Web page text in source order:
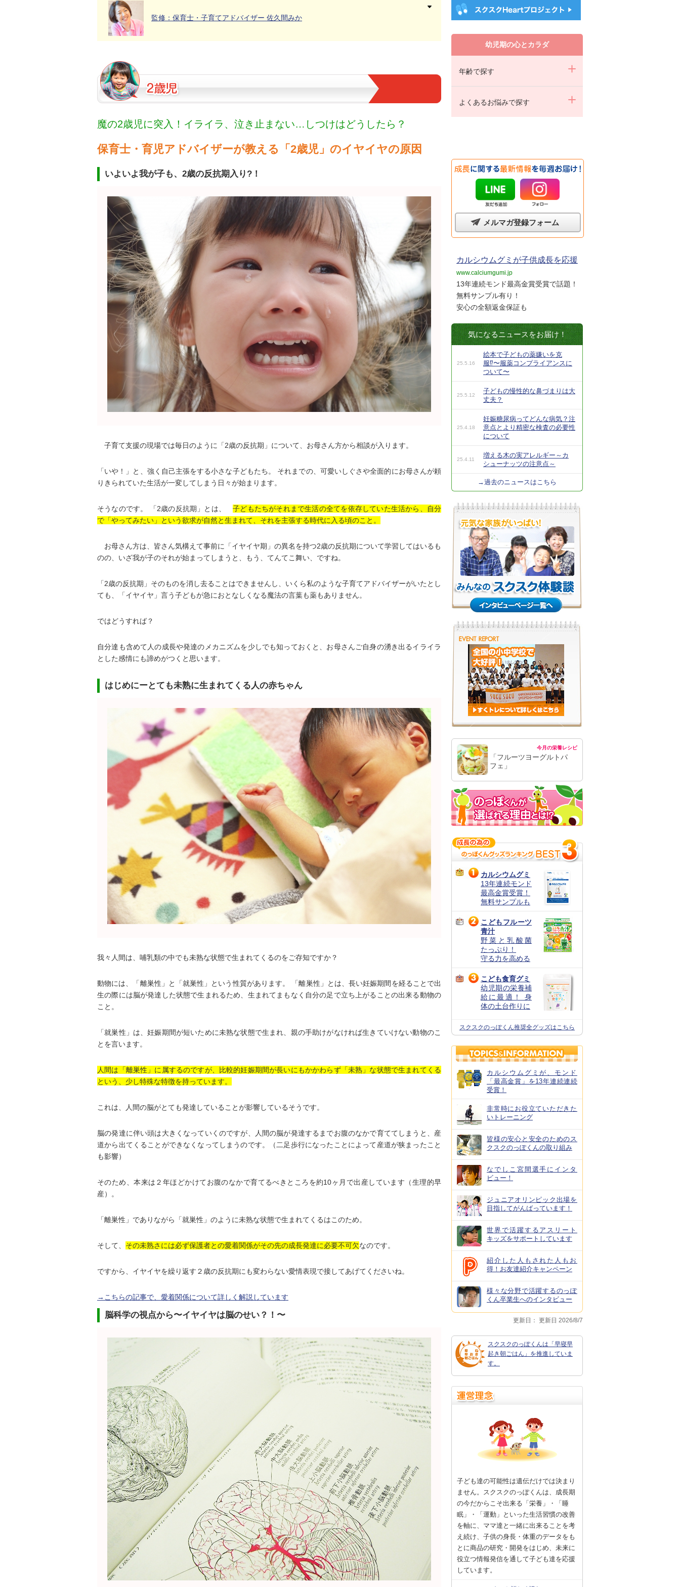
監修：保育士・子育てアドバイザー 佐久間みか
魔の2歳児に突入！イライラ、泣き止まない…しつけはどうしたら？
保育士・育児アドバイザーが教える「2歳児」のイヤイヤの原因
いよいよ我が子も、2歳の反抗期入り?！
子育て支援の現場では毎日のように「2歳の反抗期」について、お母さん方から相談が入ります。
「いや！」と、強く自己主張をする小さな子どもたち。 それまでの、可愛いしぐさや全面的にお母さんが頼
りきられていた生活が一変してしまう日々が始まります。
そうなのです。 「2歳の反抗期」とは、子どもたちがそれまで生活の全てを依存していた生活から、自分
で「やってみたい」という欲求が自然と生まれて、それを主張する時代に入る頃のこと。
お母さん方は、皆さん気構えて事前に「イヤイヤ期」の異名を持つ2歳の反抗期について学習してはいるも
のの、いざ我が子のそれが始まってしまうと、もう、てんてこ舞い、ですね。
「2歳の反抗期」そのものを消し去ることはできませんし、いくら私のような子育てアドバイザーがいたとし
ても、「イヤイヤ」言う子どもが急におとなしくなる魔法の言葉も薬もありません。
ではどうすれば？
自分達も含めて人の成長や発達のメカニズムを少しでも知っておくと、お母さんご自身の湧き出るイライラ
とした感情にも諦めがつくと思います。
はじめにーとても未熟に生まれてくる人の赤ちゃん
我々人間は、哺乳類の中でも未熟な状態で生まれてくるのをご存知ですか？
動物には、「離巣性」と「就巣性」という性質があります。 「離巣性」とは、長い妊娠期間を経ることで出
生の際には脳が発達した状態で生まれるため、生まれてまもなく自分の足で立ち上がることの出来る動物の
こと。
「就巣性」は、妊娠期間が短いために未熟な状態で生まれ、親の手助けがなければ生きていけない動物のこ
とを言います。
人間は「離巣性」に属するのですが、比較的妊娠期間が長いにもかかわらず「未熟」な状態で生まれてくる
という、少し特殊な特徴を持っています。
これは、人間の脳がとても発達していることが影響しているそうです。
脳の発達に伴い頭は大きくなっていくのですが、人間の脳が発達するまでお腹のなかで育ててしまうと、産
道から出てくることができなくなってしまうのです。（二足歩行になったことによって産道が狭まったこと
も影響）
そのため、本来は２年ほどかけてお腹のなかで育てるべきところを約10ヶ月で出産しています（生理的早
産）。
「離巣性」でありながら「就巣性」のように未熟な状態で生まれてくるはこのため。
そして、 その未熟さには必ず保護者との愛着関係がその先の成長発達に必要不可欠なのです。
ですから、イヤイヤを繰り返す２歳の反抗期にも変わらない愛情表現で接してあげてくださいね。
→こちらの記事で、愛着関係について詳しく解説しています
脳科学の視点から〜イヤイヤは脳のせい？！〜
幼児期の心とカラダ
年齢で探す
よくあるお悩みで探す
メルマガ登録フォーム
カルシウムグミが子供成長を応援
www.calciumgumi.jp
13年連続モンド最高金賞受賞で話題！
無料サンプル有り！
安心の全額返金保証も
気になるニュースをお届け！
25.5.16
絵本で子どもの薬嫌いを克
服⁉︎〜服薬コンプライアンスに
ついて〜
25.5.12
子どもの慢性的な鼻づまりは大
丈夫？
25.4.18
妊娠糖尿病ってどんな病気？注
意点とより精密な検査の必要性
について
25.4.11
増える木の実アレルギー～カ
シューナッツの注意点～
→過去のニュースはこちら
今月の栄養レシピ
「フルーツヨーグルトパ
フェ」
カルシウムグミ
13年連続モンド
最高金賞受賞！
無料サンプルも
こどもフルーツ
青汁
野菜と乳酸菌
たっぷり！
守る力を高める
こども食育グミ
幼児期の栄養補
給に最適！ 身
体の土台作りに
スクスクのっぽくん推奨全グッズはこちら
カルシウムグミが、モンド
「最高金賞」を13年連続連続
受賞！
非常時にお役立ていただきた
いトレーニング
皆様の安心と安全のためのス
クスクのっぽくんの取り組み
なでしこ宮間選手にインタ
ビュー！
ジュニアオリンピック出場を
目指してがんばっています！
世界で活躍するアスリート
キッズをサポートしています
紹介した人もされた人もお
得！お友達紹介キャンペーン
様々な分野で活躍するのっぽ
くん卒業生へのインタビュー
更新日： 更新日 2026/8/7
スクスクのっぽくんは「早寝早
起き朝ごはん」を推進していま
す。
子ども達の可能性は遺伝だけでは決まり
ません。スクスクのっぽくんは、成長期
の今だからこそ出来る「栄養」・「睡
眠」・「運動」といった生活習慣の改善
を軸に、ママ達と一緒に出来ることを考
え続け、子供の身長・体重のデータをも
とに商品の研究・開発をはじめ、未来に
役立つ情報発信を通して子ども達を応援
しています。